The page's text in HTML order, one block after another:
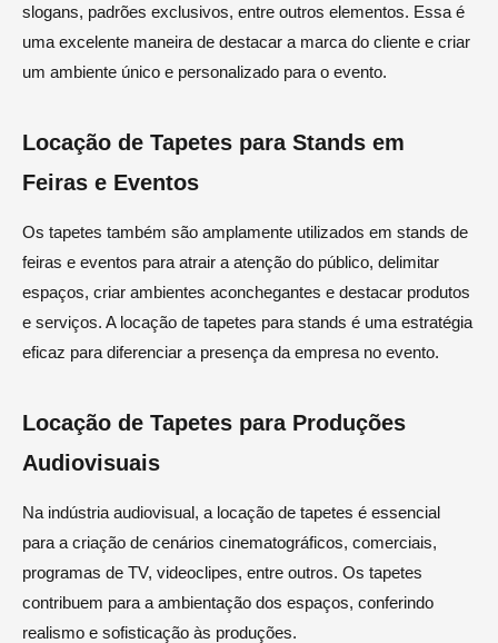
slogans, padrões exclusivos, entre outros elementos. Essa é
uma excelente maneira de destacar a marca do cliente e criar
um ambiente único e personalizado para o evento.
Locação de Tapetes para Stands em
Feiras e Eventos
Os tapetes também são amplamente utilizados em stands de
feiras e eventos para atrair a atenção do público, delimitar
espaços, criar ambientes aconchegantes e destacar produtos
e serviços. A locação de tapetes para stands é uma estratégia
eficaz para diferenciar a presença da empresa no evento.
Locação de Tapetes para Produções
Audiovisuais
Na indústria audiovisual, a locação de tapetes é essencial
para a criação de cenários cinematográficos, comerciais,
programas de TV, videoclipes, entre outros. Os tapetes
contribuem para a ambientação dos espaços, conferindo
realismo e sofisticação às produções.